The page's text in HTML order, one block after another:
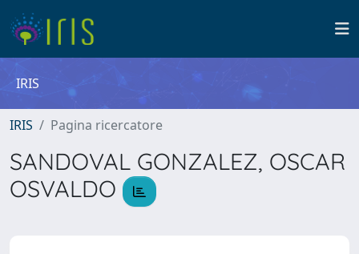
IRIS
IRIS Pagina ricercatore
SANDOVAL GONZALEZ, OSCAR
OSVALDO